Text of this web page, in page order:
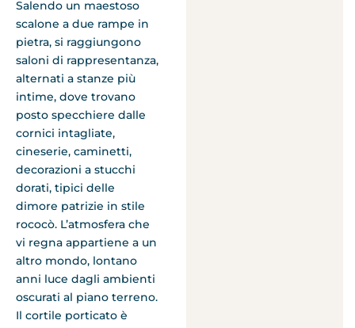
Salendo un maestoso
scalone a due rampe in
pietra, si raggiungono
saloni di rappresentanza,
alternati a stanze più
intime, dove trovano
posto specchiere dalle
cornici intagliate,
cineserie, caminetti,
decorazioni a stucchi
dorati, tipici delle
dimore patrizie in stile
rococò. L’atmosfera che
vi regna appartiene a un
altro mondo, lontano
anni luce dagli ambienti
oscurati al piano terreno.
Il cortile porticato è